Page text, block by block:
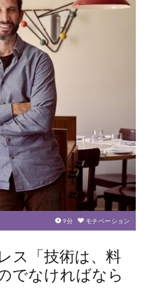
9分 モチベーション
ス「技術は、料
でなければなら